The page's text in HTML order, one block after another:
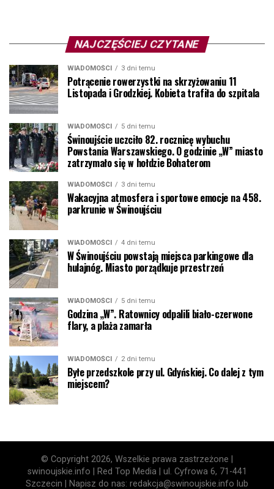
NAJCZĘŚCIEJ CZYTANE
WIADOMOŚCI 3 dni temu
Potrącenie rowerzystki na skrzyżowaniu 11
Listopada i Grodzkiej. Kobieta trafiła do szpitala
WIADOMOŚCI 5 dni temu
Świnoujście uczciło 82. rocznicę wybuchu
Powstania Warszawskiego. O godzinie „W” miasto
zatrzymało się w hołdzie Bohaterom
WIADOMOŚCI 3 dni temu
Wakacyjna atmosfera i sportowe emocje na 458.
parkrunie w Świnoujściu
WIADOMOŚCI 4 dni temu
W Świnoujściu powstają miejsca parkingowe dla
hulajnóg. Miasto porządkuje przestrzeń
WIADOMOŚCI 5 dni temu
Godzina „W”. Ratownicy odpalili biało-czerwone
flary, a plaża zamarła
WIADOMOŚCI 2 dni temu
Byłe przedszkole przy ul. Gdyńskiej. Co dalej z tym
miejscem?
© Copyright 2026, Wszelkie prawa zastrzeżone |
swinoujskie.info | Red Top Media | ul. Cyfrowa 6, 71-441
Szczecin | Napisz do nas: redakcja@swinoujskie.info lub